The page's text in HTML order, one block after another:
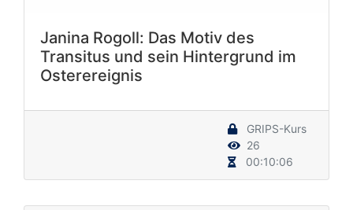
Janina Rogoll: Das Motiv des
Transitus und sein Hintergrund im
Osterereignis
GRIPS-Kurs
26
00:10:06